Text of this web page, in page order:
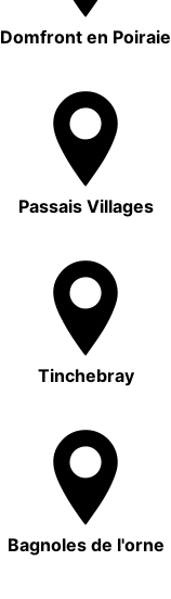
Domfront en Poiraie
Passais Villages
Tinchebray
Bagnoles de l'orne